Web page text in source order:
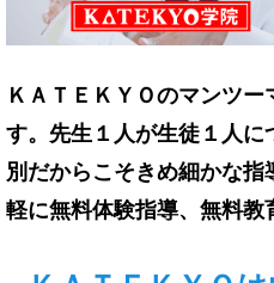
ＫＡＴＥＫＹＯのマンツ
す。先生１人が生徒１人
別だからこそきめ細かな
軽に無料体験指導、無料教